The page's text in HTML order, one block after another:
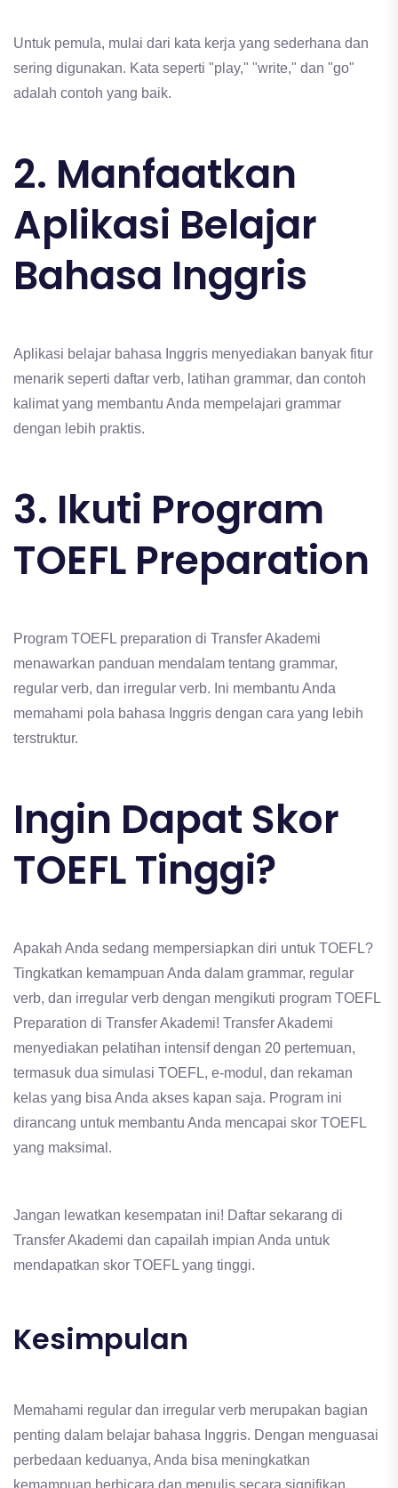
Untuk pemula, mulai dari kata kerja yang sederhana dan
sering digunakan. Kata seperti "play," "write," dan "go"
adalah contoh yang baik.
2. Manfaatkan
Aplikasi Belajar
Bahasa Inggris
Aplikasi belajar bahasa Inggris menyediakan banyak fitur
menarik seperti daftar verb, latihan grammar, dan contoh
kalimat yang membantu Anda mempelajari grammar
dengan lebih praktis.
3. Ikuti Program
TOEFL Preparation
Program TOEFL preparation di Transfer Akademi
menawarkan panduan mendalam tentang grammar,
regular verb, dan irregular verb. Ini membantu Anda
memahami pola bahasa Inggris dengan cara yang lebih
terstruktur.
Ingin Dapat Skor
TOEFL Tinggi?
Apakah Anda sedang mempersiapkan diri untuk TOEFL?
Tingkatkan kemampuan Anda dalam grammar, regular
verb, dan irregular verb dengan mengikuti program TOEFL
Preparation di Transfer Akademi! Transfer Akademi
menyediakan pelatihan intensif dengan 20 pertemuan,
termasuk dua simulasi TOEFL, e-modul, dan rekaman
kelas yang bisa Anda akses kapan saja. Program ini
dirancang untuk membantu Anda mencapai skor TOEFL
yang maksimal.
Jangan lewatkan kesempatan ini! Daftar sekarang di
Transfer Akademi dan capailah impian Anda untuk
mendapatkan skor TOEFL yang tinggi.
Kesimpulan
Memahami regular dan irregular verb merupakan bagian
penting dalam belajar bahasa Inggris. Dengan menguasai
perbedaan keduanya, Anda bisa meningkatkan
kemampuan berbicara dan menulis secara signifikan.